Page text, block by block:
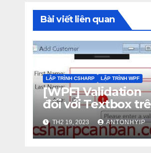
Bài viết liên quan
LẬP TRÌNH CSHARP LẬP TRÌNH WPF
[WPF] Validation
đối với Textbox
wpfTH2 19, 2023 ANTONHYIP